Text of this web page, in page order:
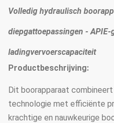
Volledig hydraulisch
diepgattoepassingen -
ladingvervoerscapaciteit
Productbeschrijving:
Dit boorapparaat
technologie met efficiënte
krachtige en nauwkeurige